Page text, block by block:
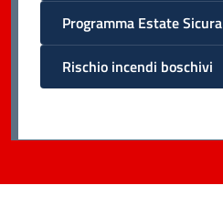
Programma Estate Sicura
Rischio incendi boschivi